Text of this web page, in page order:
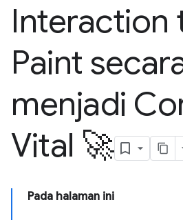
Interaction
Paint
menjadi
Vital 🚀
Pada halaman ini